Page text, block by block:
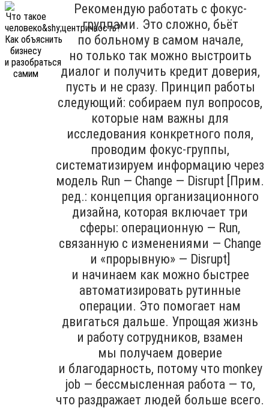
Рекомендую работать с фокус-
группами. Это сложно, бьёт
по больному в самом начале,
но только так можно выстроить
диалог и получить кредит доверия,
пусть и не сразу. Принцип работы
следующий: собираем пул вопросов,
которые нам важны для
исследования конкретного поля,
проводим фокус-группы,
систематизируем информацию через
модель Run — Change — Disrupt [Прим.
ред.: концепция организационного
дизайна, которая включает три
сферы: операционную — Run,
связанную с изменениями — Change
и «прорывную» — Disrupt]
и начинаем как можно быстрее
автоматизировать рутинные
операции. Это помогает нам
двигаться дальше. Упрощая жизнь
и работу сотрудников, взамен
мы получаем доверие
и благодарность, потому что monkey
job — бессмысленная работа — то,
что раздражает людей больше всего.